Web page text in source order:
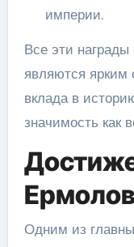
империи.
Все эти
являются ярким
вклада в
значимость как
Одним из